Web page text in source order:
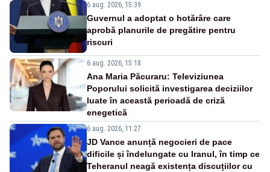
6 aug. 2026, 15:39
Guvernul a adoptat o hotărâre care
aprobă planurile de pregătire pentru
riscuri
6 aug. 2026, 15:18
Ana Maria Păcuraru: Televiziunea
Poporului solicită investigarea deciziilor
luate în această perioadă de criză
enegetică
6 aug. 2026, 11:27
JD Vance anunță negocieri de pace
dificile și îndelungate cu Iranul, în timp ce
Teheranul neagă existența discuțiilor cu